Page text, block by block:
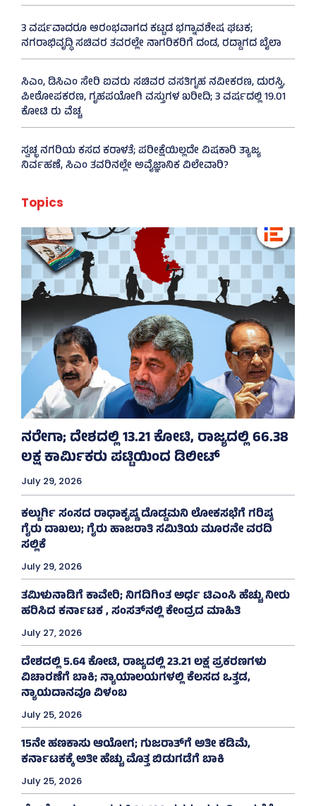
3 ವರ್ಷವಾದರೂ ಆರಂಭವಾಗದ ಕಟ್ಟಡ ಭಗ್ನಾವಶೇಷ ಘಟಕ;
ನಗರಾಭಿವೃದ್ಧಿ ಸಚಿವರ ತವರಲ್ಲೇ ನಾಗರಿಕರಿಗೆ ದಂಡ, ರದ್ದಾಗದ ಬೈಲಾ
ಸಿಎಂ, ಡಿಸಿಎಂ ಸೇರಿ ಐವರು ಸಚಿವರ ವಸತಿಗೃಹ ನವೀಕರಣ, ದುರಸ್ತಿ,
ಪೀಠೋಪಕರಣ, ಗೃಹಪಯೋಗಿ ವಸ್ತುಗಳ ಖರೀದಿ; 3 ವರ್ಷದಲ್ಲಿ 19.01
ಕೋಟಿ ರು ವೆಚ್ಚ
ಸ್ವಚ್ಛ ನಗರಿಯ ಕಸದ ಕರಾಳತೆ; ಪರೀಕ್ಷೆಯಿಲ್ಲದೇ ವಿಷಕಾರಿ ತ್ಯಾಜ್ಯ
ನಿರ್ವಹಣೆ, ಸಿಎಂ ತವರಿನಲ್ಲೇ ಅವೈಜ್ಞಾನಿಕ ವಿಲೇವಾರಿ?
Topics
ನರೇಗಾ; ದೇಶದಲ್ಲಿ 13.21 ಕೋಟಿ, ರಾಜ್ಯದಲ್ಲಿ 66.38
ಲಕ್ಷ ಕಾರ್ಮಿಕರು ಪಟ್ಟಿಯಿಂದ ಡಿಲೀಟ್
July 29, 2026
ಕಲ್ಬುರ್ಗಿ ಸಂಸದ ರಾಧಾಕೃಷ್ಣ ದೊಡ್ಡಮನಿ ಲೋಕಸಭೆಗೆ ಗರಿಷ್ಠ
ಗೈರು ದಾಖಲು; ಗೈರು ಹಾಜರಾತಿ ಸಮಿತಿಯ ಮೂರನೇ ವರದಿ
ಸಲ್ಲಿಕೆ
July 29, 2026
ತಮಿಳುನಾಡಿಗೆ ಕಾವೇರಿ; ನಿಗದಿಗಿಂತ ಅರ್ಧ ಟಿಎಂಸಿ ಹೆಚ್ಚು ನೀರು
ಹರಿಸಿದ ಕರ್ನಾಟಕ , ಸಂಸತ್‌ನಲ್ಲಿ ಕೇಂದ್ರದ ಮಾಹಿತಿ
July 27, 2026
ದೇಶದಲ್ಲಿ 5.64 ಕೋಟಿ, ರಾಜ್ಯದಲ್ಲಿ 23.21 ಲಕ್ಷ ಪ್ರಕರಣಗಳು
ವಿಚಾರಣೆಗೆ ಬಾಕಿ; ನ್ಯಾಯಾಲಯಗಳಲ್ಲಿ ಕೆಲಸದ ಒತ್ತಡ,
ನ್ಯಾಯದಾನವೂ ವಿಳಂಬ
July 25, 2026
15ನೇ ಹಣಕಾಸು ಆಯೋಗ; ಗುಜರಾತ್‌ಗೆ ಅತೀ ಕಡಿಮೆ,
ಕರ್ನಾಟಕಕ್ಕೆ ಅತೀ ಹೆಚ್ಚು ಮೊತ್ತ ಬಿಡುಗಡೆಗೆ ಬಾಕಿ
July 25, 2026